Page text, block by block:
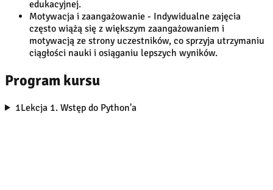
edukacyjnej.
Motywacja i zaangażowanie - Indywidualne zajęcia
często wiążą się z większym zaangażowaniem i
motywacją ze strony uczestników, co sprzyja utrzymaniu
ciągłości nauki i osiąganiu lepszych wyników.
Program kursu
1Lekcja 1. Wstęp do Python'a